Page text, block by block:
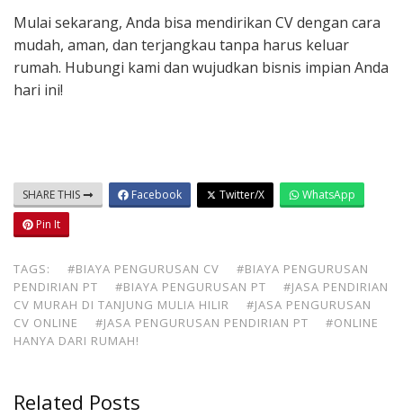
Mulai sekarang, Anda bisa mendirikan CV dengan cara
mudah, aman, dan terjangkau tanpa harus keluar
rumah. Hubungi kami dan wujudkan bisnis impian Anda
hari ini!
SHARE THIS Facebook Twitter/X
WhatsApp
Pin It
TAGS: #BIAYA PENGURUSAN CV
#BIAYA PENGURUSAN
PENDIRIAN PT
#BIAYA PENGURUSAN PT
#JASA PENDIRIAN
CV MURAH DI TANJUNG MULIA HILIR
#JASA PENGURUSAN
CV ONLINE
#JASA PENGURUSAN PENDIRIAN PT
#ONLINE
HANYA DARI RUMAH!
Related Posts